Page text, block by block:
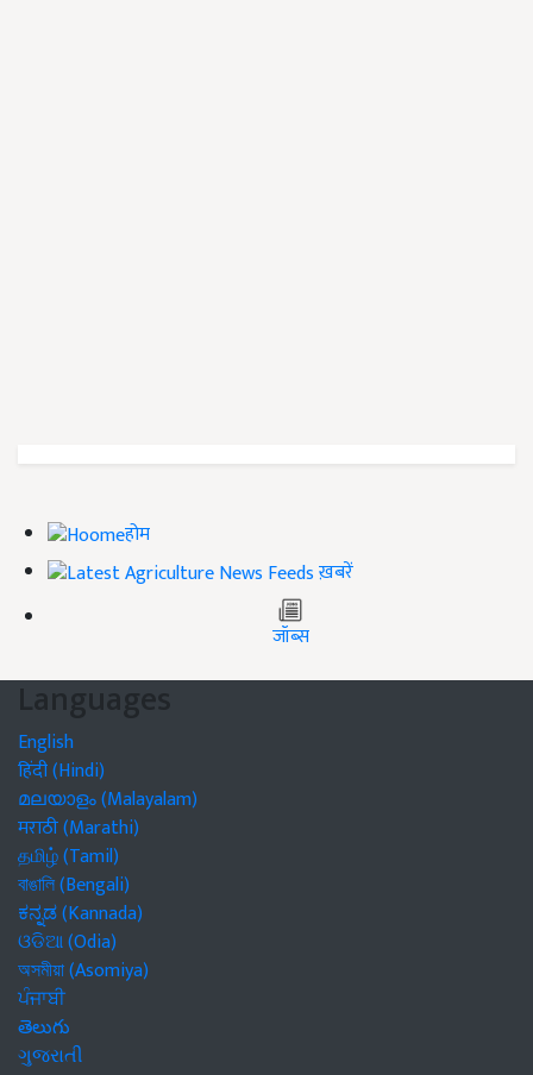
होम
ख़बरें
जॉब्स
Languages
English
हिंदी (Hindi)
മലയാളം (Malayalam)
मराठी (Marathi)
தமிழ் (Tamil)
বাঙালি (Bengali)
ಕನ್ನಡ (Kannada)
ଓଡିଆ (Odia)
অসমীয়া (Asomiya)
ਪੰਜਾਬੀ
తెలుగు
ગુજરાતી